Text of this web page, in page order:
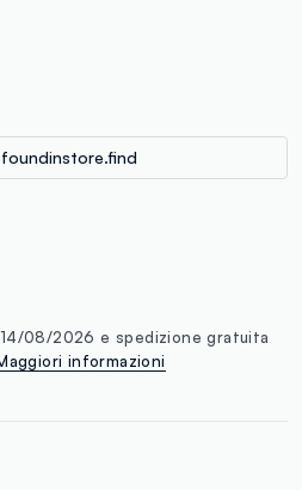
08/2026 e spedizione gratuita
informazioni